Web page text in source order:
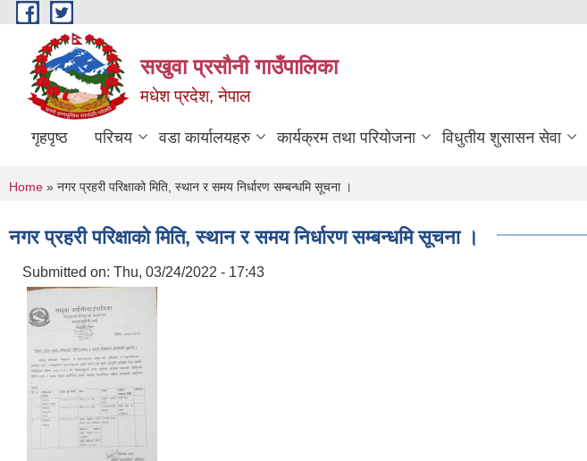
Skip to main content
सखुवा प्रसौनी गाउँपालिका
मधेश प्रदेश, नेपाल
गृहपृष्ठ परिचय वडा कार्यालयहरु कार्यक्रम तथा परियोजना विधुतीय शुसासन सेवा
You are here
Home » नगर प्रहरी परिक्षाको मिति, स्थान र समय निर्धारण सम्बन्धमि सूचना ।
नगर प्रहरी परिक्षाको मिति, स्थान र समय निर्धारण सम्बन्धमि सूचना ।
Submitted on: Thu, 03/24/2022 - 17:43